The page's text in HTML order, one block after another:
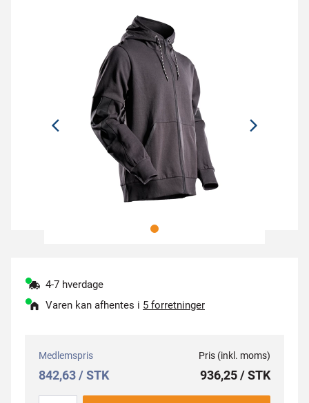
4-7 hverdage
Varen kan afhentes i 5 forretninger
Medlemspris
842,63 / STK
Pris (inkl. moms)
936,25 / STK